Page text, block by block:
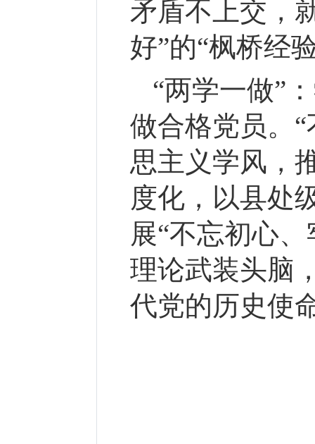
矛盾不上交，
好”的“枫桥经
“两学一做”：
做合格党员。
思主义学风，
度化，以县处
展“不忘初心
理论武装头脑
代党的历史使